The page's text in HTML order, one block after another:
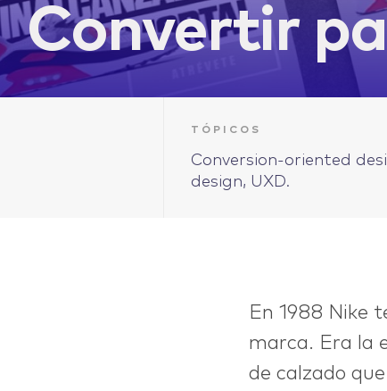
Convertir
TÓPICOS
Conversion-oriented
design, UXD.
En 1988 Nike
marca. Era la
de calzado